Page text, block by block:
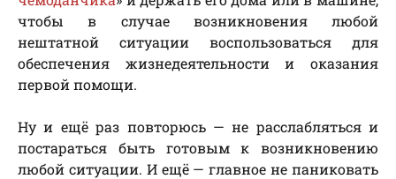
чтобы в случае возникновения любой
нештатной ситуации воспользоваться для
обеспечения жизнедеятельности и оказания
первой помощи.
Ну и ещё раз повторюсь — не расслабляться и
постараться быть готовым к возникновению
любой ситуации. И ещё — главное не паниковать